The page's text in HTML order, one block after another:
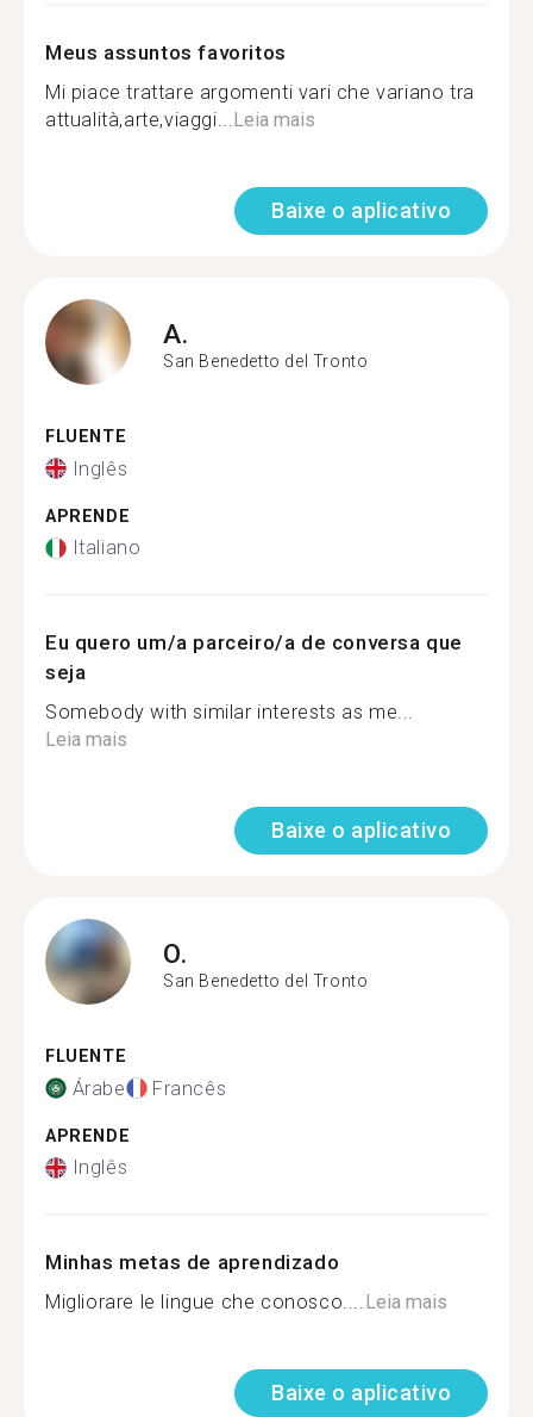
Meus assuntos favoritos
Mi piace trattare argomenti vari che variano tra
attualità,arte,viaggi...Leia mais
Baixe o aplicativo
A.
San Benedetto del Tronto
FLUENTE
Inglês
APRENDE
Italiano
Eu quero um/a parceiro/a de conversa que
seja
Somebody with similar interests as me...
Leia mais
Baixe o aplicativo
O.
San Benedetto del Tronto
FLUENTE
Árabe Francês
APRENDE
Inglês
Minhas metas de aprendizado
Migliorare le lingue che conosco....Leia mais
Baixe o aplicativo